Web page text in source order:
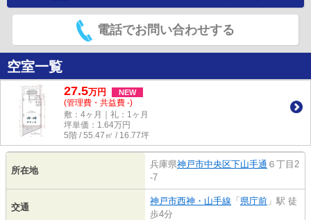
電話でお問い合わせする
空室一覧
27.5万円 NEW
(管理費・共益費 -)
敷：4ヶ月｜礼：1ヶ月
坪単価： 1.64万円
5階 / 55.47㎡ / 16.77坪
所在地
兵庫県神戸市中央区下山手通 ６丁目2
-7
交通
神戸市西神・山手線 「 県庁前 」駅 徒
歩4分